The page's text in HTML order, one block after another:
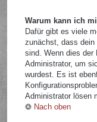
Warum kann ich
Dafür gibt es viele
zunächst, dass dein
sind. Wenn dies der
Administrator, um
wurdest. Es ist
Administrator lösen
Nach oben